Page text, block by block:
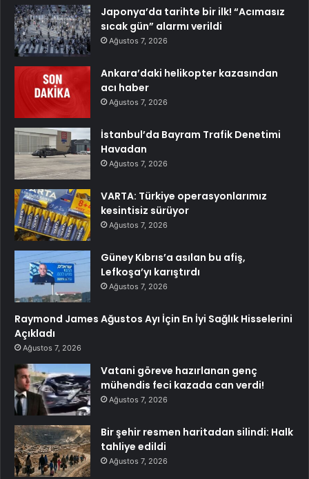
Japonya’da tarihte bir ilk! “Acımasız
sıcak gün” alarmı verildi
Ağustos 7, 2026
Ankara’daki helikopter kazasından
acı haber
Ağustos 7, 2026
İstanbul’da Bayram Trafik Denetimi
Havadan
Ağustos 7, 2026
VARTA: Türkiye operasyonlarımız
kesintisiz sürüyor
Ağustos 7, 2026
Güney Kıbrıs’a asılan bu afiş,
Lefkoşa’yı karıştırdı
Ağustos 7, 2026
Raymond James Ağustos Ayı İçin En İyi Sağlık Hisselerini
Açıkladı
Ağustos 7, 2026
Vatani göreve hazırlanan genç
mühendis feci kazada can verdi!
Ağustos 7, 2026
Bir şehir resmen haritadan silindi: Halk
tahliye edildi
Ağustos 7, 2026